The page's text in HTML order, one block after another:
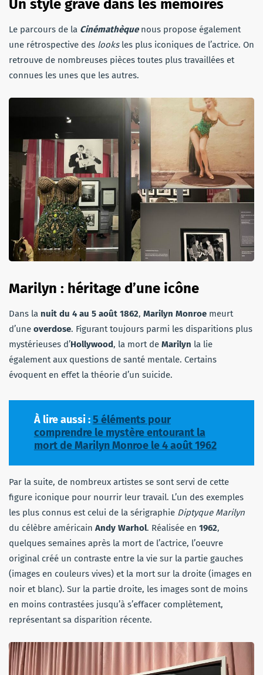
Un style gravé dans les mémoires
Le parcours de la Cinémathèquenous propose également
une rétrospective des looksles plus iconiques de l’actrice. On
retrouve de nombreuses pièces toutes plus travaillées et
connues les unes que les autres.
Marilyn : héritage d’une icône
Dans la nuit du 4 au 5 août 1862, Marilyn Monroe meurt
d’une overdose. Figurant toujours parmi les disparitions plus
mystérieuses d’Hollywood, la mort de Marilyn la lie
également aux questions de santé mentale. Certains
évoquent en effet la théorie d’un suicide.
À lire aussi :5 éléments pour
comprendre le mystère entourant la
mort de Marilyn Monroe le 4 août 1962
Par la suite, de nombreux artistes se sont servi de cette
figure iconique pour nourrir leur travail. L’un des exemples
les plus connus est celui de la sérigraphie Diptyque Marilyn
du célèbre américain Andy Warhol. Réalisée en 1962,
quelques semaines après la mort de l’actrice, l’oeuvre
original créé un contraste entre la vie sur la partie gauches
(images en couleurs vives) et la mort sur la droite (images en
noir et blanc). Sur la partie droite, les images sont de moins
en moins contrastées jusqu’à s’effacer complètement,
représentant sa disparition récente.